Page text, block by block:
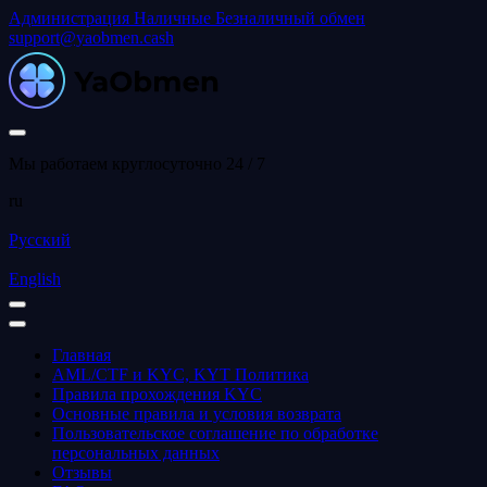
Администрация Наличные Безналичный обмен
support@yaobmen.cash
Мы работаем круглосуточно 24 / 7
ru
Русский
English
Главная
AML/CTF и KYC, KYT Политика
Правила прохождения KYC
Основные правила и условия возврата
Пользовательское соглашение по обработке
персональных данных
Отзывы